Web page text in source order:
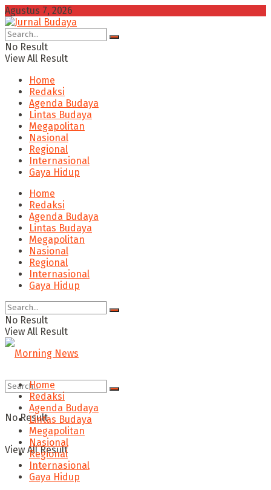
Agustus 7, 2026
No Result
View All Result
Home
Redaksi
Agenda Budaya
Lintas Budaya
Megapolitan
Nasional
Regional
Internasional
Gaya Hidup
Home
Redaksi
Agenda Budaya
Lintas Budaya
Megapolitan
Nasional
Regional
Internasional
Gaya Hidup
No Result
View All Result
No Result
View All Result
Home
Redaksi
Agenda Budaya
Lintas Budaya
Megapolitan
Nasional
Regional
Internasional
Gaya Hidup